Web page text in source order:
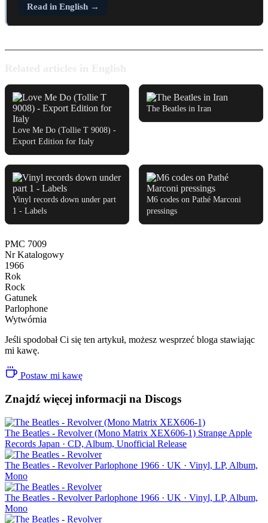
Read in English →
Love Me Do (Tollie T 9008) -
Export Edition for Italy
The Beatles in Iran
Vinyl records down under part
1 - Labels
M6 codes on Pathé Marconi
pressings
PMC 7009
Nr Katalogowy
1966
Rok
Rock
Gatunek
Parlophone
Wytwórnia
Jeśli spodobał Ci się ten artykuł, możesz wesprzeć bloga stawiając
mi kawę.
Postaw mi kawę
Znajdź więcej informacji na Discogs
The Beatles - Revolver (Mono Matrix XEX606-1) Strange Apple
Records Japan · CD, Album, Unofficial Release
The Beatles - Revolver Parlophone 1966 · UK · Vinyl, LP, Album,
Mono
The Beatles - Revolver Parlophone 1966 · UK · Vinyl, LP, Album,
Mono